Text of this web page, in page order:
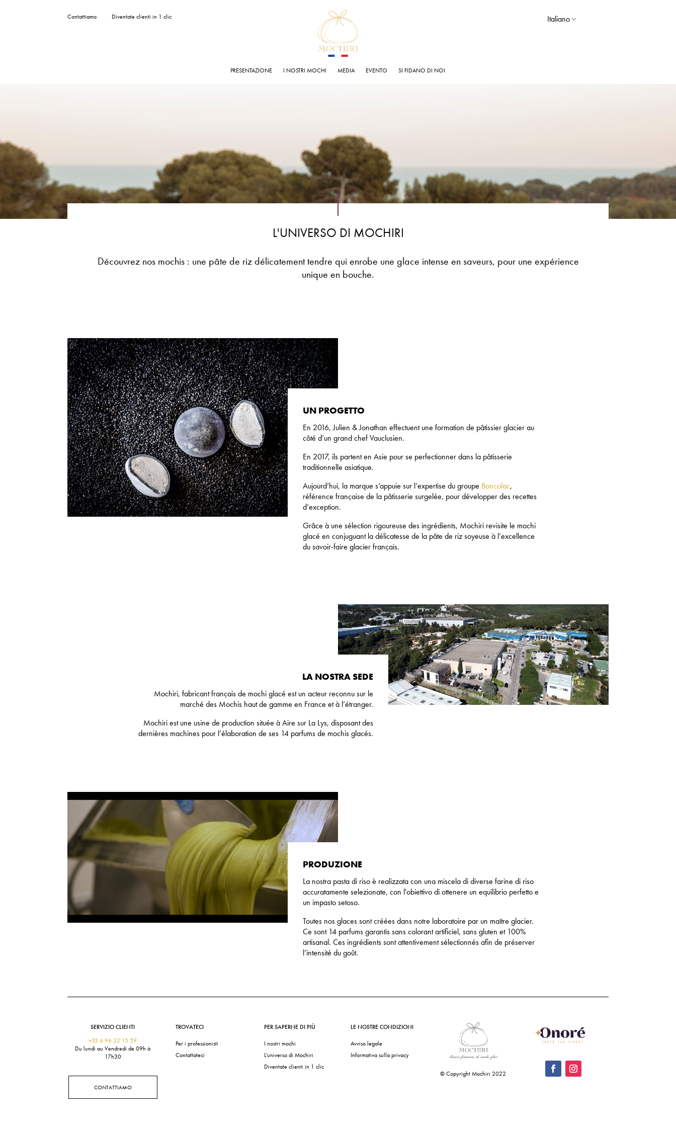
Contattiamo Diventate clienti in 1 clic
PRESENTAZIONE I NOSTRI MOCHI MEDIA EVENTO SI FIDANO DI NOI
Italiano
L'UNIVERSO DI MOCHIRI
Découvrez nos mochis : une pâte de riz délicatement tendre qui enrobe une glace intense en saveurs, pour une expérience
unique en bouche.
UN PROGETTO
En 2016, Julien & Jonathan effectuent une formation de pâtissier glacier au
côté d’un grand chef Vauclusien.
En 2017, ils partent en Asie pour se perfectionner dans la pâtisserie
traditionnelle asiatique.
Aujourd’hui, la marque s’appuie sur l’expertise du groupe Boncolac,
référence française de la pâtisserie surgelée, pour développer des recettes
d’exception.
Grâce à une sélection rigoureuse des ingrédients, Mochiri revisite le mochi
glacé en conjuguant la délicatesse de la pâte de riz soyeuse à l’excellence
du savoir-faire glacier français.
LA NOSTRA SEDE
Mochiri, fabricant français de mochi glacé est un acteur reconnu sur le
marché des Mochis haut de gamme en France et à l’étranger.
Mochiri est une usine de production située à Aire sur La Lys, disposant des
dernières machines pour l’élaboration de ses 14 parfums de mochis glacés.
PRODUZIONE
La nostra pasta di riso è realizzata con una miscela di diverse farine di riso
accuratamente selezionate, con l'obiettivo di ottenere un equilibrio perfetto e
un impasto setoso.
Toutes nos glaces sont créées dans notre laboratoire par un maître glacier.
Ce sont 14 parfums garantis sans colorant artificiel, sans gluten et 100%
artisanal. Ces ingrédients sont attentivement sélectionnés afin de préserver
l’intensité du goût.
SERVIZIO CLIENTI
+33 4 96 22 15 59
Du lundi au Vendredi de 09h à
17h30
CONTATTIAMO
TROVATECI
Per i professionisti
Contattateci
PER SAPERNE DI PIÙ
I nostri mochi
L'universo di Mochiri
Diventate clienti in 1 clic
LE NOSTRE CONDIZIONI
Avviso legale
Informativa sulla privacy
© Copyright Mochiri 2022